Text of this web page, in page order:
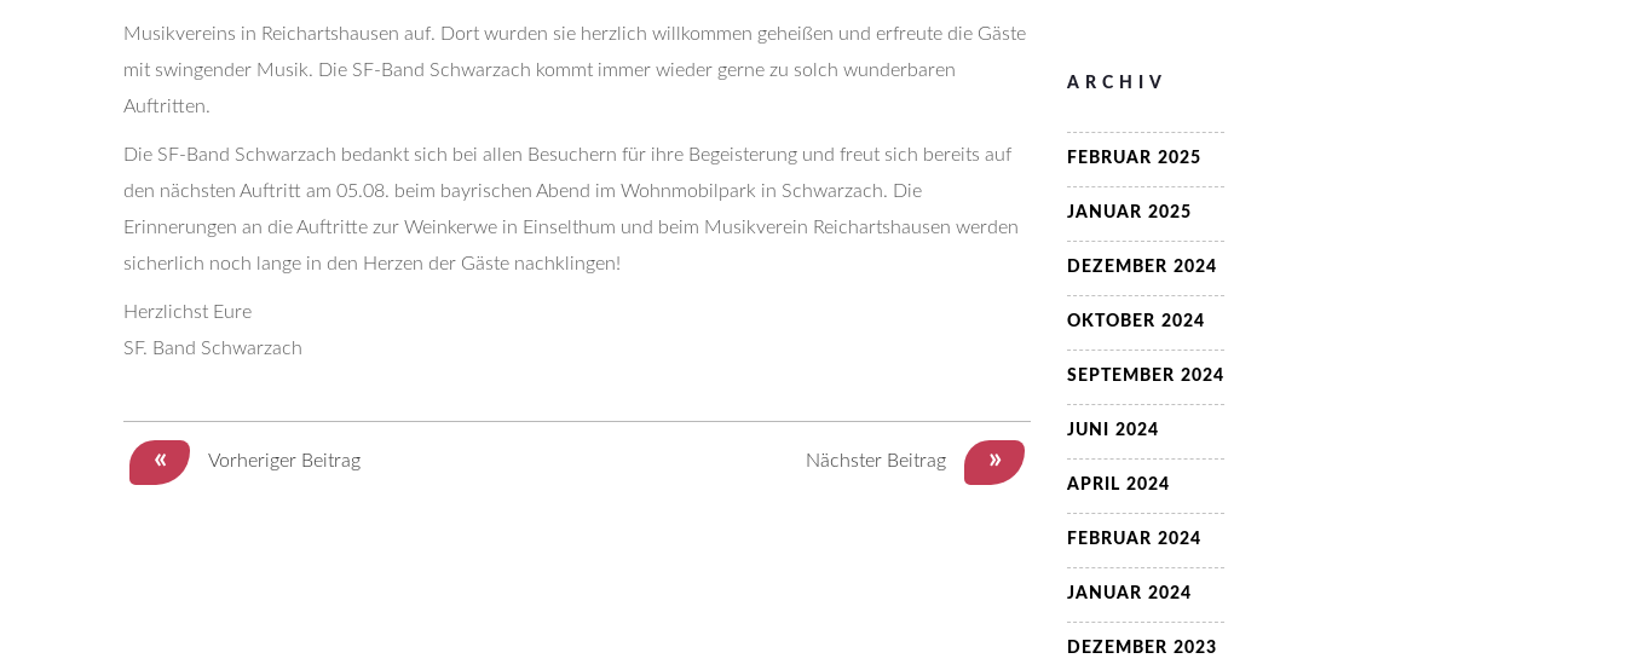
Musikvereins in Reichartshausen auf. Dort wurden sie herzlich willkommen geheißen und erfreute die Gäste
mit swingender Musik. Die SF-Band Schwarzach kommt immer wieder gerne zu solch wunderbaren
Auftritten.
Die SF-Band Schwarzach bedankt sich bei allen Besuchern für ihre Begeisterung und freut sich bereits auf
den nächsten Auftritt am 05.08. beim bayrischen Abend im Wohnmobilpark in Schwarzach. Die
Erinnerungen an die Auftritte zur Weinkerwe in Einselthum und beim Musikverein Reichartshausen werden
sicherlich noch lange in den Herzen der Gäste nachklingen!
Herzlichst Eure
SF. Band Schwarzach
« Vorheriger Beitrag Nächster Beitrag »
ARCHIV
FEBRUAR 2025
JANUAR 2025
DEZEMBER 2024
OKTOBER 2024
SEPTEMBER 2024
JUNI 2024
APRIL 2024
FEBRUAR 2024
JANUAR 2024
DEZEMBER 2023